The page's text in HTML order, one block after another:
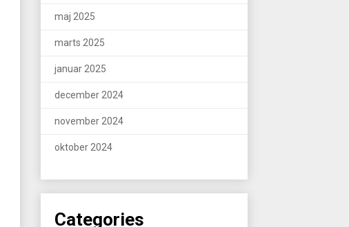
maj 2025
marts 2025
januar 2025
december 2024
november 2024
oktober 2024
Categories